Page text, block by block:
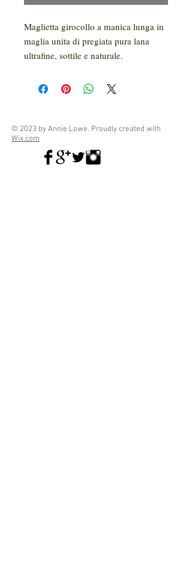
Maglietta girocollo a manica lunga in
maglia unita di pregiata pura lana
ultrafine, sottile e naturale.
© 2023 by Annie Lowe. Proudly created with
Wix.com